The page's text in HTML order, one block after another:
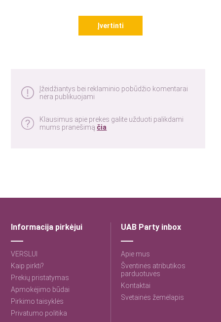
Įvertinti
Įžeidžiantys bei reklaminio pobūdžio komentarai
nėra publikuojami
Klausimus apie prekes galite užduoti palikdami
mums pranešimą čia
Informacija pirkėjui
VERSLUI
Kaip pirkti?
Prekių pristatymas
Apmokėjimo būdai
Pirkimo taisyklės
Privatumo politika
UAB Party inbox
Apie mus
Šventinės atributikos
parduotuvės
Kontaktai
Svetainės žemėlapis